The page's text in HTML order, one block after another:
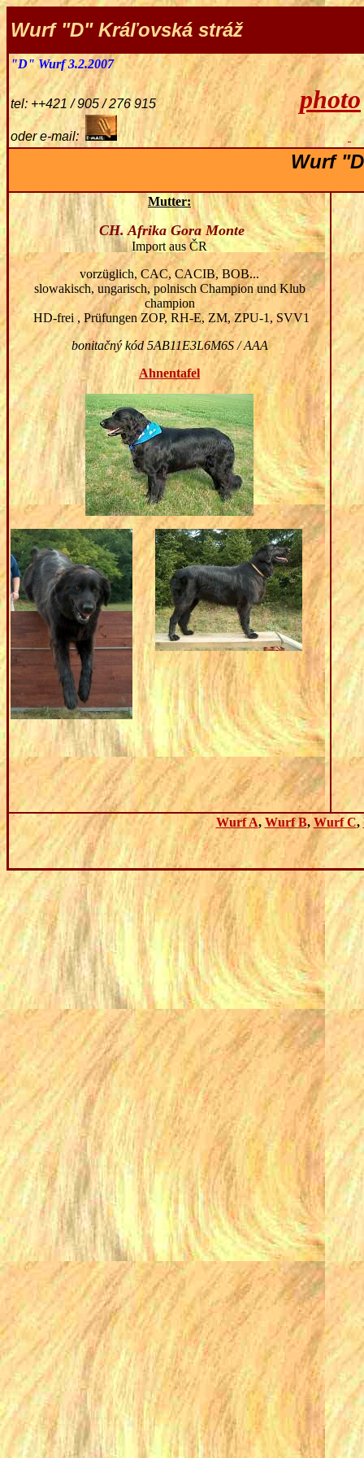
Wurf "D" Kráľovská stráž
"D" Wurf 3.2.2007
tel: ++421 / 905 / 276 915 photo
oder e-mail:
Wurf
Mutter:
CH. Afrika Gora Monte
Import aus ČR
vorzüglich, CAC, CACIB, BOB...
slowakisch, ungarisch, polnisch Champion und Klub
champion
HD-frei , PrüfungenZOP, RH-E, ZM, ZPU-1, SVV1
bonitačný kód 5AB11E3L6M6S / AAA
Ahnentafel
Wurf A, WurfB, Wurf C,